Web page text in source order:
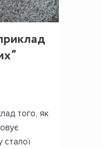
того, як
сталої